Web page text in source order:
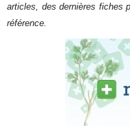
articles, des dernières fiches
référence.